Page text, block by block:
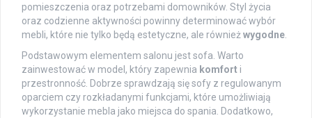
pomieszczenia oraz potrzebami domowników. Styl życia
oraz codzienne aktywności powinny determinować wybór
mebli, które nie tylko będą estetyczne, ale równieżwygodne.
Podstawowym elementem salonu jest sofa. Warto
zainwestować w model, który zapewnia komfort i
przestronność. Dobrze sprawdzają się sofy z regulowanym
oparciem czy rozkładanymi funkcjami, które umożliwiają
wykorzystanie mebla jako miejsca do spania. Dodatkowo,